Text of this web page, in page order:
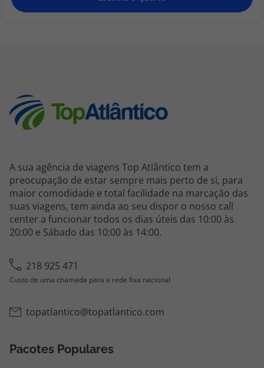
A sua agência de viagens Top Atlântico tem a
preocupação de estar sempre mais perto de si, para
maior comodidade e total facilidade na marcação das
suas viagens, tem ainda ao seu dispor o nosso call
center a funcionar todos os dias úteis das 10:00 às
20:00 e Sábado das 10:00 às 14:00.
218 925 471
Custo de uma chamada para a rede fixa nacional
topatlantico@topatlantico.com
Pacotes Populares